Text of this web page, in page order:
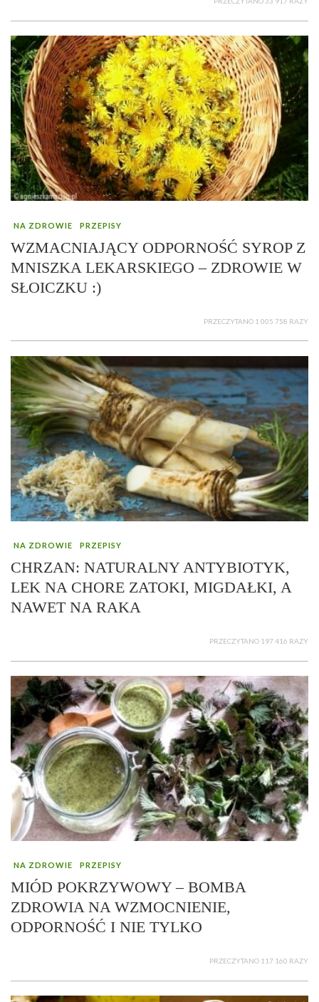
NA ZDROWIE PRZEPISY
WZMACNIAJĄCY ODPORNOŚĆ SYROP Z
MNISZKA LEKARSKIEGO – ZDROWIE W
SŁOICZKU :)
PRZECZYTANO 1 005 758 RAZY
NA ZDROWIE PRZEPISY
CHRZAN: NATURALNY ANTYBIOTYK,
LEK NA CHORE ZATOKI, MIGDAŁKI, A
NAWET NA RAKA
PRZECZYTANO 197 416 RAZY
NA ZDROWIE PRZEPISY
MIÓD POKRZYWOWY – BOMBA
ZDROWIA NA WZMOCNIENIE,
ODPORNOŚĆ I NIE TYLKO
PRZECZYTANO 117 160 RAZY